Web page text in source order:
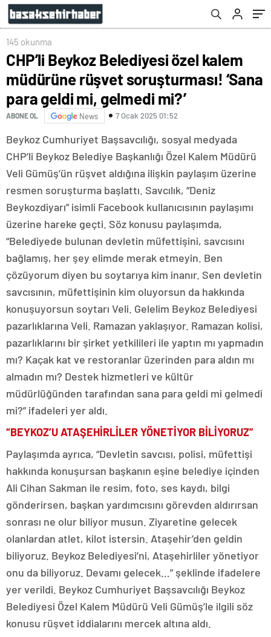
geldi mi, gelmedi mi?’
145 okunma
CHP’li Beykoz Belediyesi özel kalem
müdürüne rüşvet soruşturması! ‘Sana
para geldi mi, gelmedi mi?’
ABONE OL News 7 Ocak 2025 01:52
Beykoz Cumhuriyet Başsavcılığı, sosyal medyada
CHP’li Beykoz Belediye Başkanlığı Özel Kalem Müdürü
Veli Gümüş’ün rüşvet aldığına ilişkin paylaşım üzerine
resmen soruşturma başlattı. Savcılık, “Deniz
Beykozdiyarı” isimli Facebook kullanıcısının paylaşımı
üzerine hareke geçti. Söz konusu paylaşımda,
“Belediyede bulunan devletin müfettişini, savcısını
bağlamış, her şey elimde merak etmeyin. Ben
çözüyorum diyen bu soytarıya kim inanır. Sen devletin
savcısının, müfettişinin kim oluyorsun da hakkında
konuşuyorsun soytarı Veli. Gelelim Beykoz Belediyesi
pazarlıklarına Veli. Ramazan yaklaşıyor. Ramazan kolisi,
pazarlıklarını bir şirket yetkilileri ile yaptın mı yapmadın
mı? Kaçak kat ve restoranlar üzerinden para aldın mı
almadın mı? Destek hizmetleri ve kültür
müdürlüğünden tarafından sana para geldi mi gelmedi
mi?” ifadeleri yer aldı.
“BEYKOZ’U ATAŞEHİRLİLER YÖNETİYOR BİLİYORUZ”
Paylaşımda ayrıca, “Devletin savcısı, polisi, müfettişi
hakkında konuşursan başkanın eşine belediye içinden
Ali Cihan Sakman ile resim, foto, ses kaydı, bilgi
gönderirsen, başkan yardımcısını görevden aldırırsan
sonrası ne olur biliyor musun. Ziyaretine gelecek
olanlardan atlet, kilot istersin. Ataşehir’den geldin
biliyoruz. Beykoz Belediyesi’ni, Ataşehirliler yönetiyor
onu da biliyoruz. Devamı gelecek…” şeklinde ifadelere
yer verildi. Beykoz Cumhuriyet Başsavcılığı Beykoz
Belediyesi Özel Kalem Müdürü Veli Gümüş’le ilgili söz
konusu rüşvet iddialarını mercek altına aldı.